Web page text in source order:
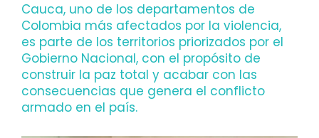
Cauca, uno de los departamentos de
Colombia más afectados por la violencia,
es parte de los territorios priorizados por el
Gobierno Nacional, con el propósito de
construir la paz total y acabar con las
consecuencias que genera el conflicto
armado en el país.